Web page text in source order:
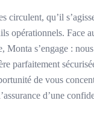
circulent, qu’il
opérationnels. Face
Monta s’engage :
parfaitement
de vous
d’une